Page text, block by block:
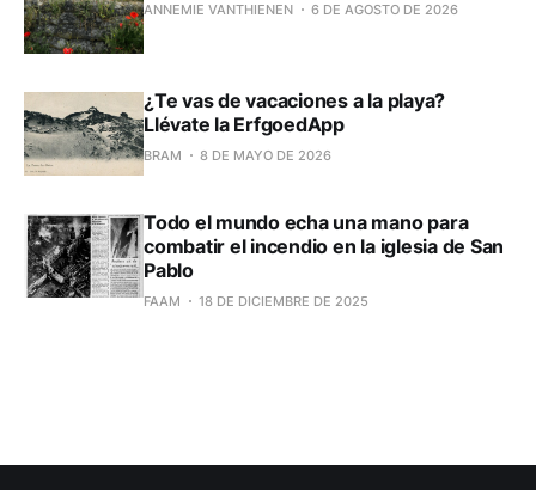
ANNEMIE VANTHIENEN 6 DE AGOSTO DE 2026
¿Te vas de vacaciones a la playa?
Llévate la ErfgoedApp
BRAM 8 DE MAYO DE 2026
Todo el mundo echa una mano para
combatir el incendio en la iglesia de San
Pablo
FAAM 18 DE DICIEMBRE DE 2025